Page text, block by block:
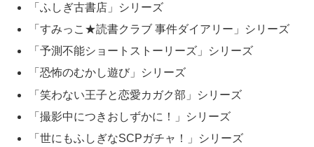
「ふしぎ古書店」シリーズ
「すみっこ★読書クラブ 事件ダイアリー」シリーズ
「予測不能ショートストーリーズ」シリーズ
「恐怖のむかし遊び」シリーズ
「笑わない王子と恋愛カガク部」シリーズ
「撮影中につきおしずかに！」シリーズ
「世にもふしぎなSCPガチャ！」シリーズ